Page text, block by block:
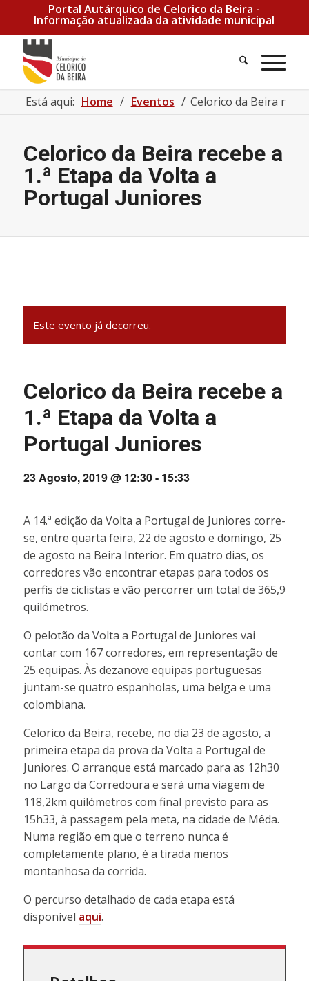
Portal Autárquico de Celorico da Beira -
Informação atualizada da atividade municipal
Pesquisa
Está aqui: Home / Eventos / Celorico da Beira
Celorico da Beira recebe a
1.ª Etapa da Volta a
Portugal Juniores
Este evento já decorreu.
Celorico da Beira recebe a
1.ª Etapa da Volta a
Portugal Juniores
23 Agosto, 2019 @ 12:30- 15:33
A 14.ª edição da Volta a Portugal de Juniores corre-
se, entre quarta feira, 22 de agosto e domingo, 25
de agosto na Beira Interior. Em quatro dias, os
corredores vão encontrar etapas para todos os
perfis de ciclistas e vão percorrer um total de 365,9
quilómetros.
O pelotão da Volta a Portugal de Juniores vai
contar com 167 corredores, em representação de
25 equipas. Às dezanove equipas portuguesas
juntam-se quatro espanholas, uma belga e uma
colombiana.
Celorico da Beira, recebe, no dia 23 de agosto, a
primeira etapa da prova da Volta a Portugal de
Juniores. O arranque está marcado para as 12h30
no Largo da Corredoura e será uma viagem de
118,2km quilómetros com final previsto para as
15h33, à passagem pela meta, na cidade de Mêda.
Numa região em que o terreno nunca é
completamente plano, é a tirada menos
montanhosa da corrida.
O percurso detalhado de cada etapa está
disponível aqui.